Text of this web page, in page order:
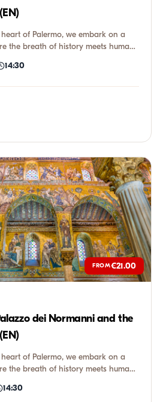
of Palermo, we embark on a
the breath of history meets human
14:30
FROM€21.00
dei Normanni and the
of Palermo, we embark on a
the breath of history meets human
14:30